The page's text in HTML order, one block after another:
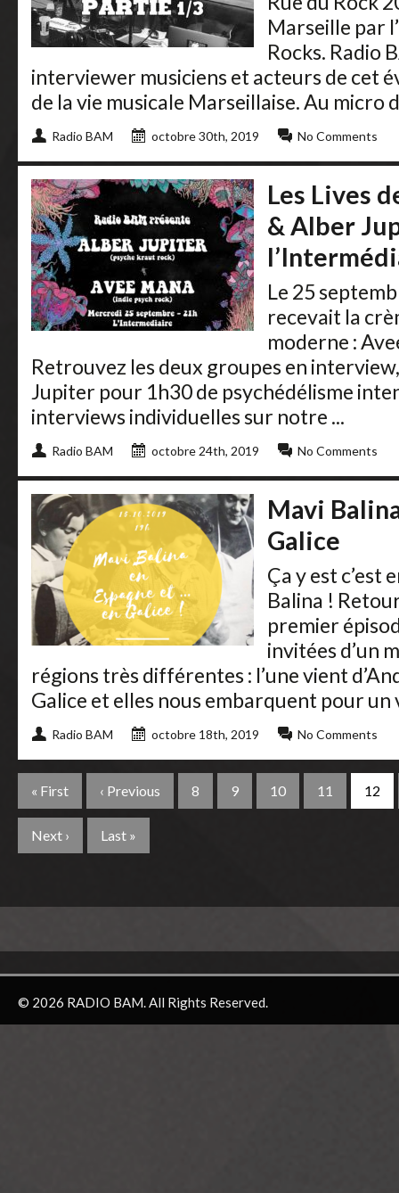
Marseille par
Rocks. Radio
interviewer musiciens et acteurs de cet
de la vie musicale Marseillaise. Au micro
Radio BAM octobre 30th, 2019 No Comments
Les Lives
& Alber
Le 25
recevait la
moderne :
Retrouvez les deux groupes en
Jupiter pour 1h30 de psychédélisme
interviews individuelles sur notre ...
Radio BAM octobre 24th, 2019 No Comments
Mavi
Galice
Ça y est c’est
Balina !
premier
invitées d’un
régions très différentes : l’une vient
Galice et elles nous embarquent pour un
Radio BAM octobre 18th, 2019 No Comments
« First ‹ Previous 8 9 10 11 12
Next › Last »
© 2026 RADIO BAM. All Rights Reserved.